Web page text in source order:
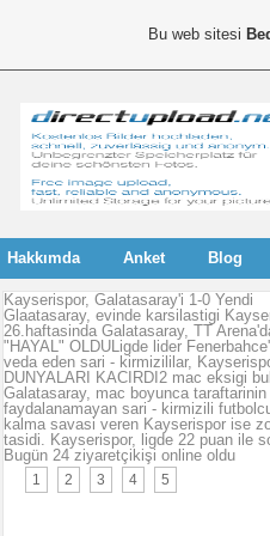
Hakkımda Anket Blog
Kayserispor, Galatasaray'i 1-0 Yendi
Glaatasaray, evinde karsilastigi
26.haftasinda Galatasaray, TT
"HAYAL" OLDULigde lider
veda eden sari - kirmizililar,
DUNYALARI KACIRDI2 mac eksigi
Galatasaray, mac boyunca
faydalanamayan sari - kirmizili
kalma savasi veren Kayserispor ise
tasidi. Kayserispor, ligde 22 puan ile
Bugün 24 ziyaretçikişi online oldu
1 2 3 4 5
Bu web sitesi